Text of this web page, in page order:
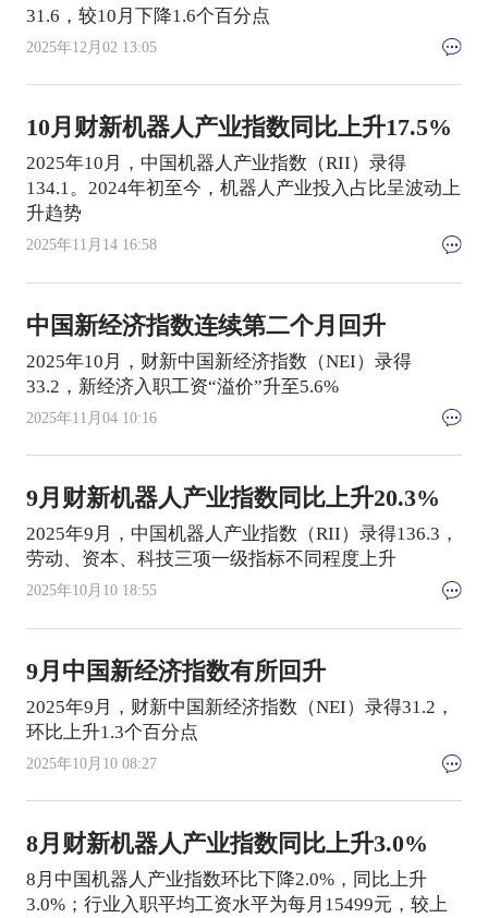
31.6，较10月下降1.6个百分点
2025年12月02 13:05
10月财新机器人产业指数同比上升17.5%
2025年10月，中国机器人产业指数（RII）录得
134.1。2024年初至今，机器人产业投入占比呈波动上
升趋势
2025年11月14 16:58
中国新经济指数连续第二个月回升
2025年10月，财新中国新经济指数（NEI）录得
33.2，新经济入职工资“溢价”升至5.6%
2025年11月04 10:16
9月财新机器人产业指数同比上升20.3%
2025年9月，中国机器人产业指数（RII）录得136.3，
劳动、资本、科技三项一级指标不同程度上升
2025年10月10 18:55
9月中国新经济指数有所回升
2025年9月，财新中国新经济指数（NEI）录得31.2，
环比上升1.3个百分点
2025年10月10 08:27
8月财新机器人产业指数同比上升3.0%
8月中国机器人产业指数环比下降2.0%，同比上升
3.0%；行业入职平均工资水平为每月15499元，较上